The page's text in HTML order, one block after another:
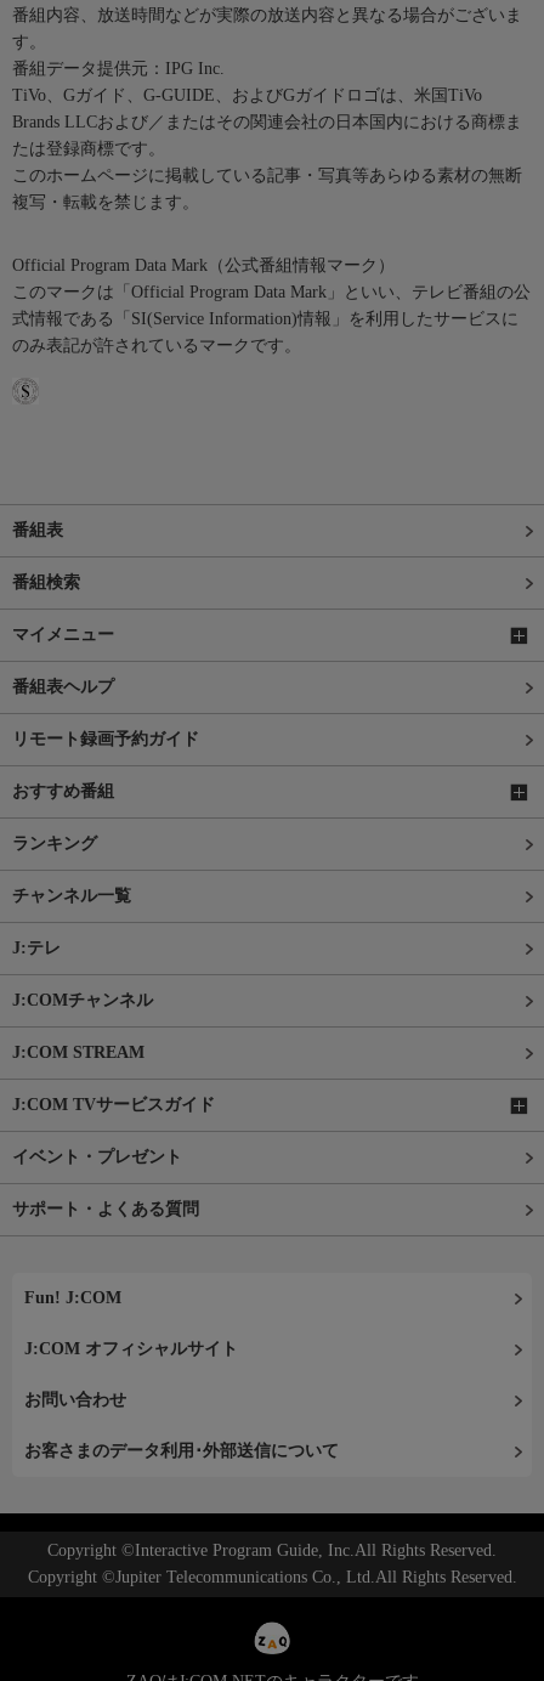
番組内容、放送時間などが実際の放送内容と異なる場合がございま
す。
番組データ提供元：IPG Inc.
TiVo、Gガイド、G-GUIDE、およびGガイドロゴは、米国TiVo
Brands LLCおよび／またはその関連会社の日本国内における商標ま
たは登録商標です。
このホームページに掲載している記事・写真等あらゆる素材の無断
複写・転載を禁じます。
Official Program Data Mark（公式番組情報マーク）
このマークは「Official Program Data Mark」といい、テレビ番組の公
式情報である「SI(Service Information)情報」を利用したサービスに
のみ表記が許されているマークです。
番組表
番組検索
マイメニュー
番組表ヘルプ
リモート録画予約ガイド
おすすめ番組
ランキング
チャンネル一覧
J:テレ
J:COMチャンネル
J:COM STREAM
J:COM TVサービスガイド
イベント・プレゼント
サポート・よくある質問
Fun! J:COM
J:COM オフィシャルサイト
お問い合わせ
お客さまのデータ利用･外部送信について
Copyright ©Interactive Program Guide, Inc.All Rights Reserved.
Copyright ©Jupiter Telecommunications Co., Ltd.All Rights Reserved.